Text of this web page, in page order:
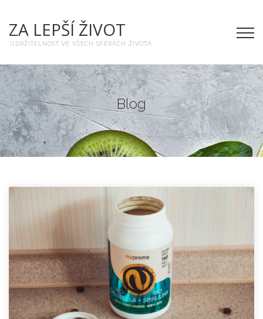
ZA LEPŠÍ ŽIVOT
UDRŽITELNOST VE VŠECH SFÉRÁCH ŽIVOTA
Blog